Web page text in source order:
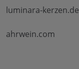
luminara-kerzen.de
ahrwein.com